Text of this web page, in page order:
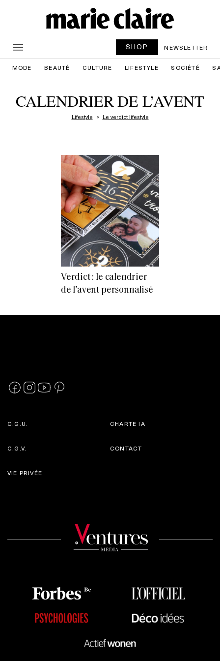
SHOP NEWSLETTER
MODE BEAUTÉ CULTURE LIFESTYLE SOCIÉTÉ
CALENDRIER DE L’AVENT
Lifestyle Le verdict lifestyle
Verdict : le calendrier
de l’avent personnalisé
C.G.U.
C.G.V.
CHARTE IA
CONTACT
VIE PRIVÉE